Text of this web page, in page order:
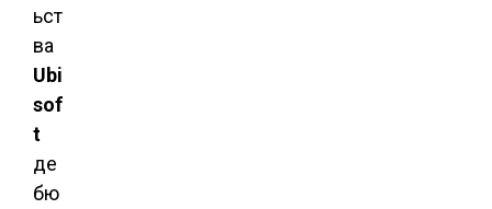
ьст
ва
Ubi
sof
t
де
бю